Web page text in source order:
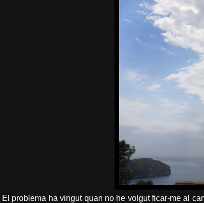
El problema ha vingut quan no he volgut ficar-me al